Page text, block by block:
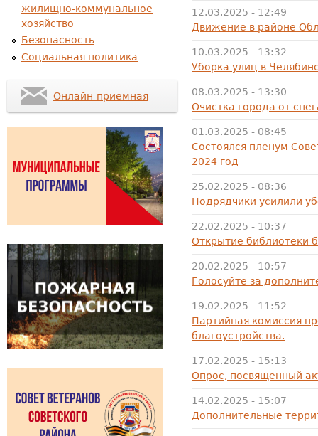
12.03.2025 - 12:49
Движение в районе
10.03.2025 - 13:32
Уборка улиц в
08.03.2025 - 13:30
Очистка города от
01.03.2025 - 08:45
Состоялся пленум
2024 год
25.02.2025 - 08:36
Подрядчики усилили
22.02.2025 - 10:37
Открытие библиотеки
20.02.2025 - 10:57
Голосуйте за
19.02.2025 - 11:52
Партийная комиссия
благоустройства.
17.02.2025 - 15:13
Опрос, посвященный
14.02.2025 - 15:07
Дополнительные
жилищно-коммунальное
хозяйство
Безопасность
Социальная политика
Онлайн-приёмная